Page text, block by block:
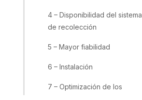
4 – Disponibilidad del sistema
de recolección
5 – Mayor fiabilidad
6 – Instalación
7 – Optimización de los